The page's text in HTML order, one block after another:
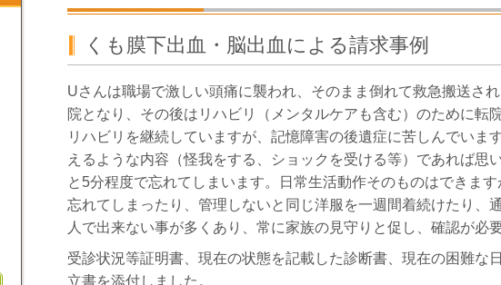
くも膜下出血・脳出血による請求事例
Uさんは職場で激しい頭痛に襲われ、そのまま倒れて救急搬送さ
院となり、その後はリハビリ（メンタルケアも含む）のために転
リハビリを継続していますが、記憶障害の後遺症に苦しんでいま
えるような内容（怪我をする、ショックを受ける等）であれば思
と 5分程度で忘れてしまいます。日常生活動作そのものはできま
忘れてしまったり、管理しないと同じ洋服を一週間着続けたり、
人で出来ない事が多くあり、常に家族の見守りと促し、確認が必
受診状況等証明書、現在の状態を記載した診断書、現在の困難な
立書を添付しました。